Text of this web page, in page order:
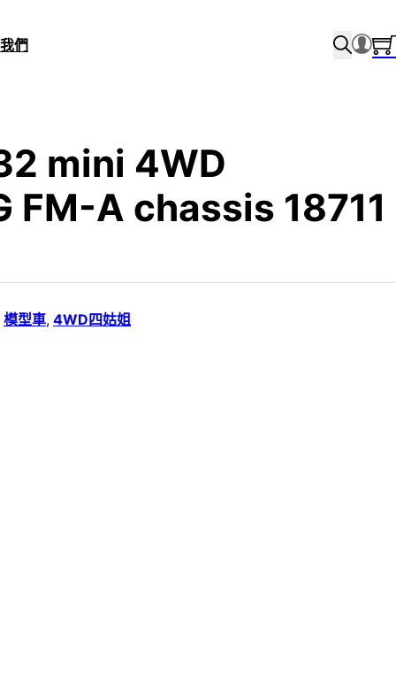
們
mini 4WD
FM-A chassis 18711
模型車, 4WD四姑姐